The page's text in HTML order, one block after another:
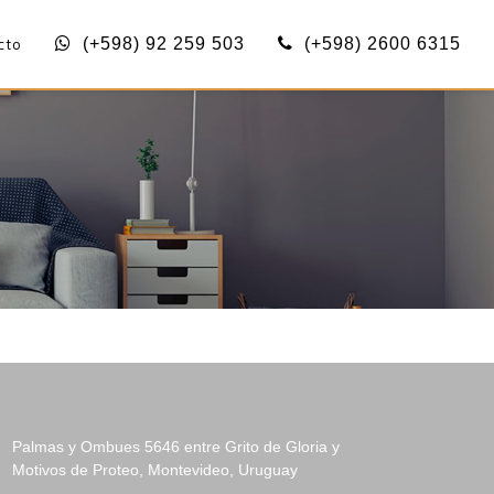
(+598) 92 259 503 (+598) 2600 6315
Palmas y Ombues 5646 entre Grito de Gloria y
Motivos de Proteo, Montevideo, Uruguay